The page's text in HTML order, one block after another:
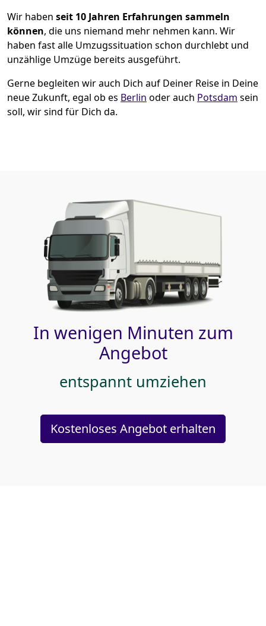
Wir haben seit 10 Jahren Erfahrungen sammeln
können, die uns niemand mehr nehmen kann. Wir
haben fast alle Umzugssituation schon durchlebt und
unzählige Umzüge bereits ausgeführt.
Gerne begleiten wir auch Dich auf Deiner Reise in Deine
neue Zukunft, egal ob es Berlin oder auch Potsdam sein
soll, wir sind für Dich da.
In wenigen Minuten zum
Angebot
entspannt umziehen
Kostenloses Angebot erhalten